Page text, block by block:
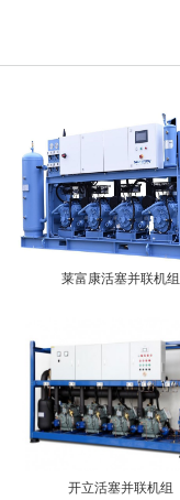
莱富康活塞并联机组
开立活塞并联机组